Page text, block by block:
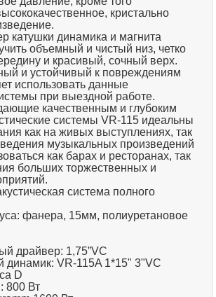
кристально
катушки динамика и магнита
объемный и чистый низ, четко
и красивый, сочный верх.
и устойчивый к повреждениям
использовать данные
при выездной работе.
качественным и глубоким
системы VR-115 идеальны
как на живых выступлениях, так
музыкальных произведений
как барах и ресторанах, так
больших торжественных и
система полного
фанера, 15мм, полиуретановое
драйвер: 1,75”VC
динамик: VR-115A 1*15" 3"VC
D
800 Вт